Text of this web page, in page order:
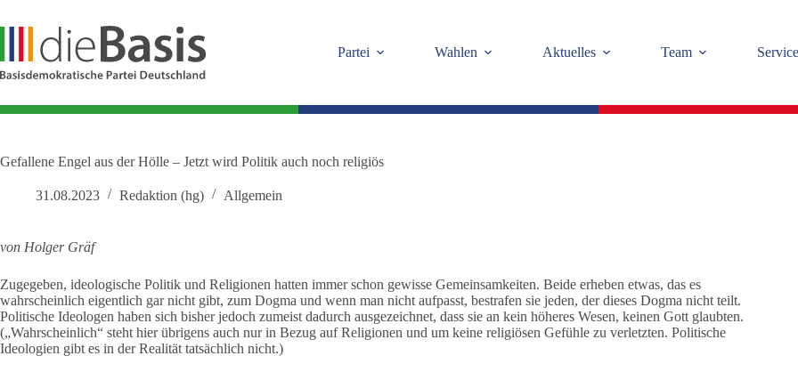
springen
Partei
Wahlen Aktuelles Team Service
Gefallene Engel aus der Hölle – Jetzt wird Politik auch noch religiös
31.08.2023 Redaktion (hg) Allgemein
von Holger Gräf
Zugegeben, ideologische Politik und Religionen hatten immer schon gewisse Gemeinsamkeiten. Beide erheben etwas, das es
wahrscheinlich eigentlich gar nicht gibt, zum Dogma und wenn man nicht aufpasst, bestrafen sie jeden, der dieses Dogma nicht teilt.
Politische Ideologen haben sich bisher jedoch zumeist dadurch ausgezeichnet, dass sie an kein höheres Wesen, keinen Gott glaubten.
(„Wahrscheinlich“ steht hier übrigens auch nur in Bezug auf Religionen und um keine religiösen Gefühle zu verletzten. Politische
Ideologien gibt es in der Realität tatsächlich nicht.)